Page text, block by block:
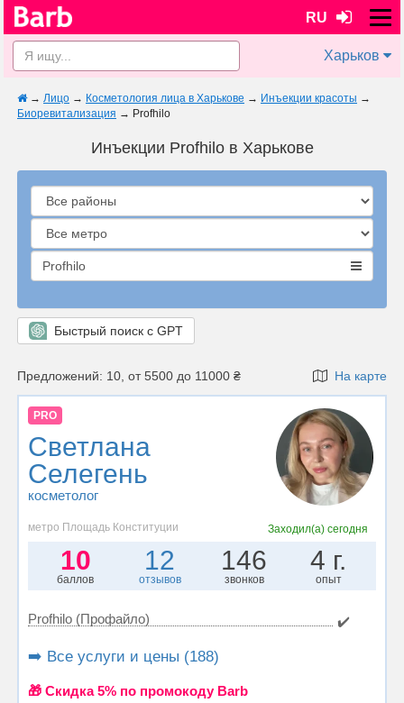
RU
Харьков
→ Лицо → Косметология лица в Харькове → Инъекции красоты →
Биоревитализация → Profhilo
Инъекции Profhilo в Харькове
Profhilo
Быстрый поиск с GPT
Предложений: 10, от 5500 до 11000 ₴ На карте
PRO
Светлана
Селегень
косметолог
метро Площадь Конституции Заходил(а)сегодня
10
баллов
12
отзывов
146
звонков
4 г.
опыт
Profhilo (Профайло) ✔️
➡️ Все услуги и цены (188)
🎁 Cкидка 5% по промокоду Barb